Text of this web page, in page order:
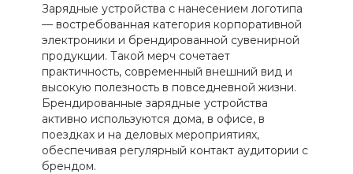
Зарядные устройства с нанесением логотипа
— востребованная категория корпоративной
электроники и брендированной сувенирной
продукции. Такой мерч сочетает
практичность, современный внешний вид и
высокую полезность в повседневной жизни.
Брендированные зарядные устройства
активно используются дома, в офисе, в
поездках и на деловых мероприятиях,
обеспечивая регулярный контакт аудитории с
брендом.